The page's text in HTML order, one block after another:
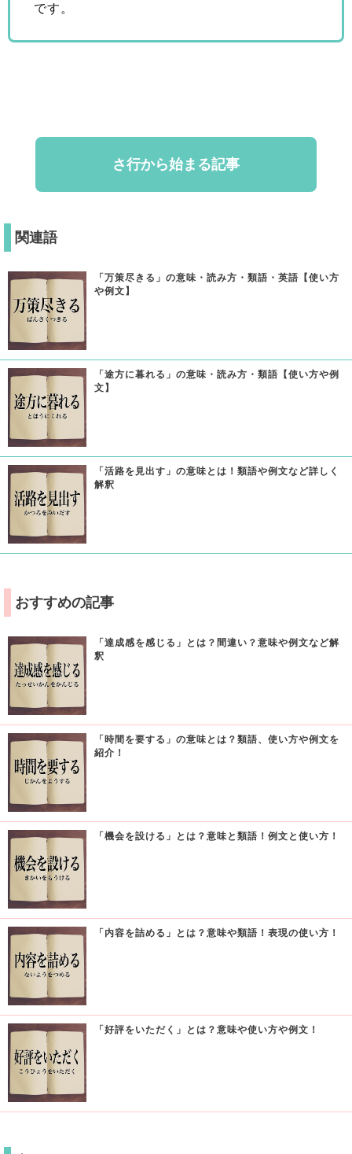
です。
さ行から始まる記事
関連語
「万策尽きる」の意味・読み方・類語・英語【使い方
や例文】
「途方に暮れる」の意味・読み方・類語【使い方や例
文】
「活路を見出す」の意味とは！類語や例文など詳しく
解釈
おすすめの記事
「達成感を感じる」とは？間違い？意味や例文など解
釈
「時間を要する」の意味とは？類語、使い方や例文を
紹介！
「機会を設ける」とは？意味と類語！例文と使い方！
「内容を詰める」とは？意味や類語！表現の使い方！
「好評をいただく」とは？意味や使い方や例文！